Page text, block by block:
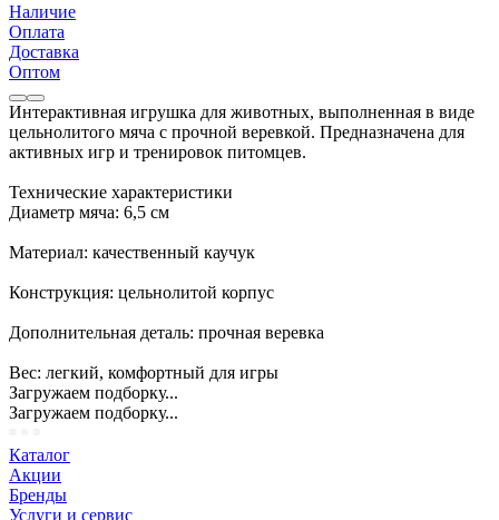
Наличие
Оплата
Доставка
Оптом
Интерактивная игрушка для животных, выполненная в виде
цельнолитого мяча с прочной веревкой. Предназначена для
активных игр и тренировок питомцев.
Технические характеристики
Диаметр мяча: 6,5 см
Материал: качественный каучук
Конструкция: цельнолитой корпус
Дополнительная деталь: прочная веревка
Вес: легкий, комфортный для игры
Загружаем подборку...
Загружаем подборку...
Каталог
Акции
Бренды
Услуги и сервис